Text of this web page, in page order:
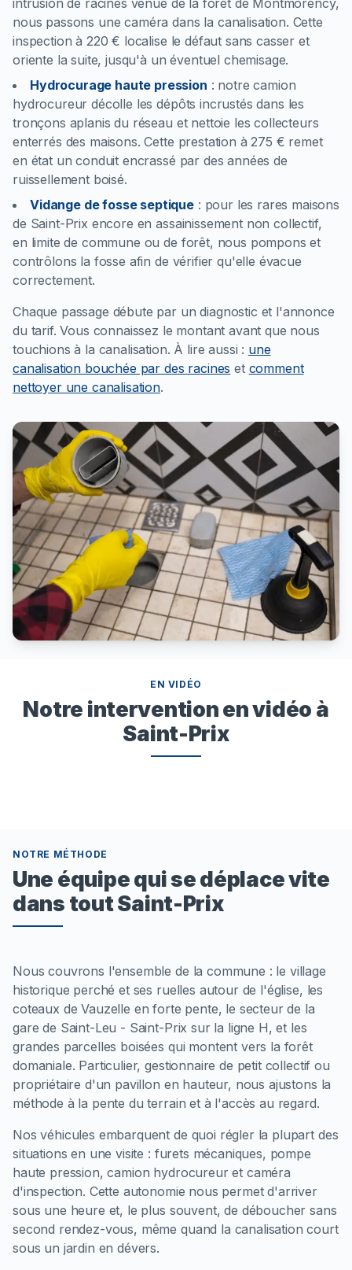
intrusion de racines venue de la forêt de Montmorency,
nous passons une caméra dans la canalisation. Cette
inspection à 220 € localise le défaut sans casser et
oriente la suite, jusqu'à un éventuel chemisage.
Hydrocurage haute pression : notre camion
hydrocureur décolle les dépôts incrustés dans les
tronçons aplanis du réseau et nettoie les collecteurs
enterrés des maisons. Cette prestation à 275 € remet
en état un conduit encrassé par des années de
ruissellement boisé.
Vidange de fosse septique : pour les rares maisons
de Saint-Prix encore en assainissement non collectif,
en limite de commune ou de forêt, nous pompons et
contrôlons la fosse afin de vérifier qu'elle évacue
correctement.
Chaque passage débute par un diagnostic et l'annonce
du tarif. Vous connaissez le montant avant que nous
touchions à la canalisation. À lire aussi : une
canalisation bouchée par des racines et comment
nettoyer une canalisation.
EN VIDÉO
Notre intervention en vidéo à
Saint-Prix
NOTRE MÉTHODE
Une équipe qui se déplace vite
dans tout Saint-Prix
Nous couvrons l'ensemble de la commune : le village
historique perché et ses ruelles autour de l'église, les
coteaux de Vauzelle en forte pente, le secteur de la
gare de Saint-Leu - Saint-Prix sur la ligne H, et les
grandes parcelles boisées qui montent vers la forêt
domaniale. Particulier, gestionnaire de petit collectif ou
propriétaire d'un pavillon en hauteur, nous ajustons la
méthode à la pente du terrain et à l'accès au regard.
Nos véhicules embarquent de quoi régler la plupart des
situations en une visite : furets mécaniques, pompe
haute pression, camion hydrocureur et caméra
d'inspection. Cette autonomie nous permet d'arriver
sous une heure et, le plus souvent, de déboucher sans
second rendez-vous, même quand la canalisation court
sous un jardin en dévers.